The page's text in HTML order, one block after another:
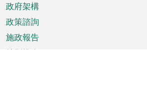
政府架構
政策諮詢
施政報告
特別推介